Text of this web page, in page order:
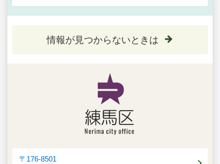
情報が見つからないときは
〒176-8501